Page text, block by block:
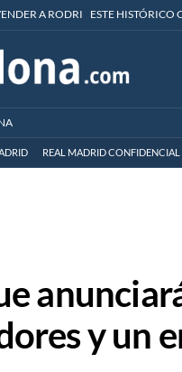
A RODRI ESTE HISTÓRICO
REAL MADRID CONFIDENCIAL
y un